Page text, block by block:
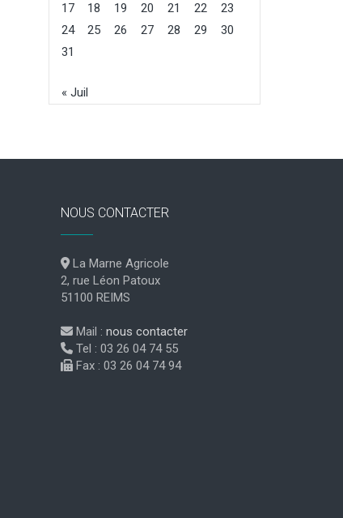
17
18 19 20 21 22
23
24
25 26 27 28 29
30
31
« Juil
NOUS CONTACTER
La Marne Agricole
2, rue Léon Patoux
51100 REIMS
Mail : nous contacter
Tel : 03 26 04 74 55
Fax : 03 26 04 74 94